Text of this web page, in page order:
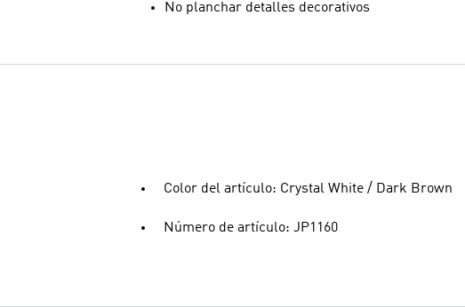
No planchar detalles decorativos
Color del artículo: Crystal White / Dark Brown
Número de artículo: JP1160